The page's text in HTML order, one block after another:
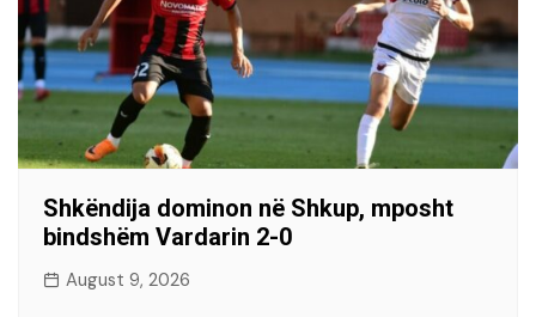
Shkëndija dominon në Shkup, mposht
bindshëm Vardarin 2-0
August 9, 2026